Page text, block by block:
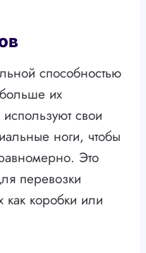
способностью
их
свои
ноги, чтобы
Это
перевозки
как коробки или